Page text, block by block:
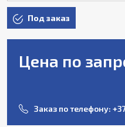
Под заказ
Цена по
Заказ по телефону: